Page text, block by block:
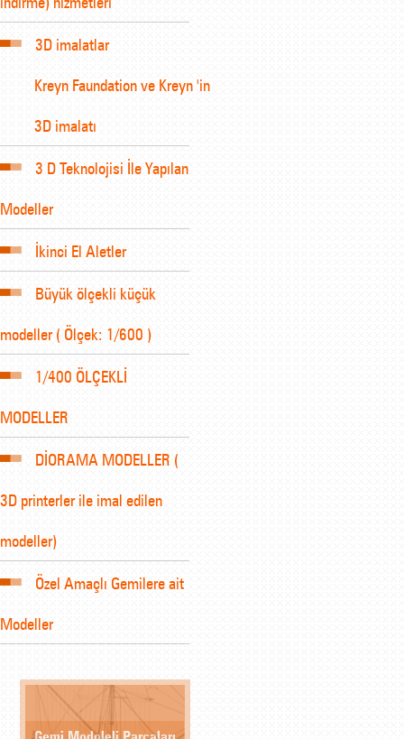
3D imalatlar
Kreyn Faundation ve Kreyn 'in
3D imalatı
3 D Teknolojisi İle Yapılan
Modeller
İkinci El Aletler
Büyük ölçekli küçük
modeller ( Ölçek: 1/600 )
1/400 ÖLÇEKLİ
MODELLER
DİORAMA MODELLER (
3D printerler ile imal edilen
modeller)
Özel Amaçlı Gemilere ait
Modeller
Gemi Modoleli Parçaları